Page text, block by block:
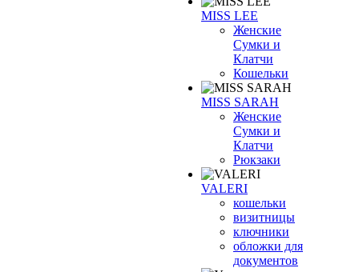
MISS LEE
Женские
Сумки и
Клатчи
Кошельки
MISS SARAH
Женские
Сумки и
Клатчи
Рюкзаки
VALERI
кошельки
визитницы
ключники
обложки для
документов